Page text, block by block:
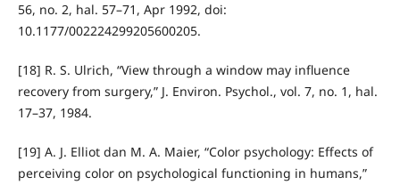
56, no. 2, hal. 57–71, Apr 1992, doi:
10.1177/002224299205600205.
[18] R. S. Ulrich, “View through a window may influence
recovery from surgery,” J. Environ. Psychol., vol. 7, no. 1, hal.
17–37, 1984.
[19] A. J. Elliot dan M. A. Maier, “Color psychology: Effects of
perceiving color on psychological functioning in humans,”